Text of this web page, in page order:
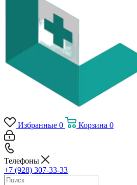
Избранные 0 Корзина 0
Телефоны
+7 (928) 307-33-33